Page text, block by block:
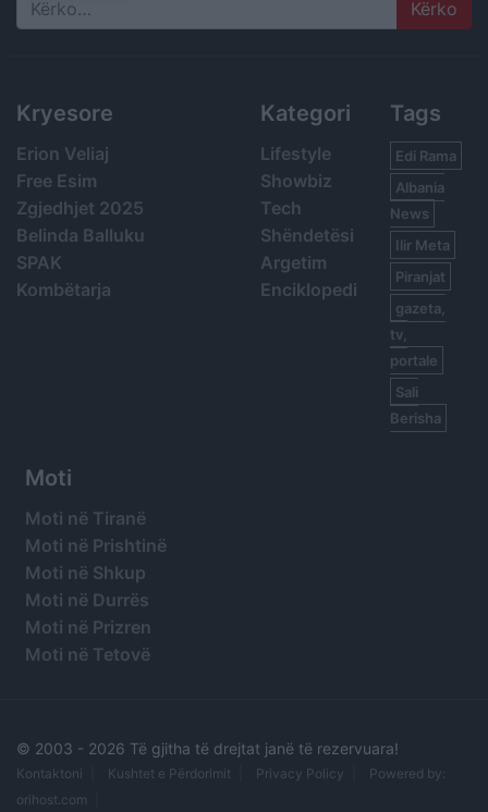
Search
Kryesore
Erion Veliaj
Free Esim
Zgjedhjet 2025
Belinda Balluku
SPAK
Kombëtarja
Kategori
Lifestyle
Showbiz
Tech
Shëndetësi
Argetim
Enciklopedi
Tags
Edi Rama
Albania
News
Ilir Meta
Piranjat
gazeta,
tv,
portale
Sali
Berisha
Moti
Moti në Tiranë
Moti në Prishtinë
Moti në Shkup
Moti në Durrës
Moti në Prizren
Moti në Tetovë
© 2003 - 2026 Të gjitha të drejtat janë të rezervuara!
Kontaktoni Kushtet e Përdorimit Privacy Policy
Powered by:
orihost.com